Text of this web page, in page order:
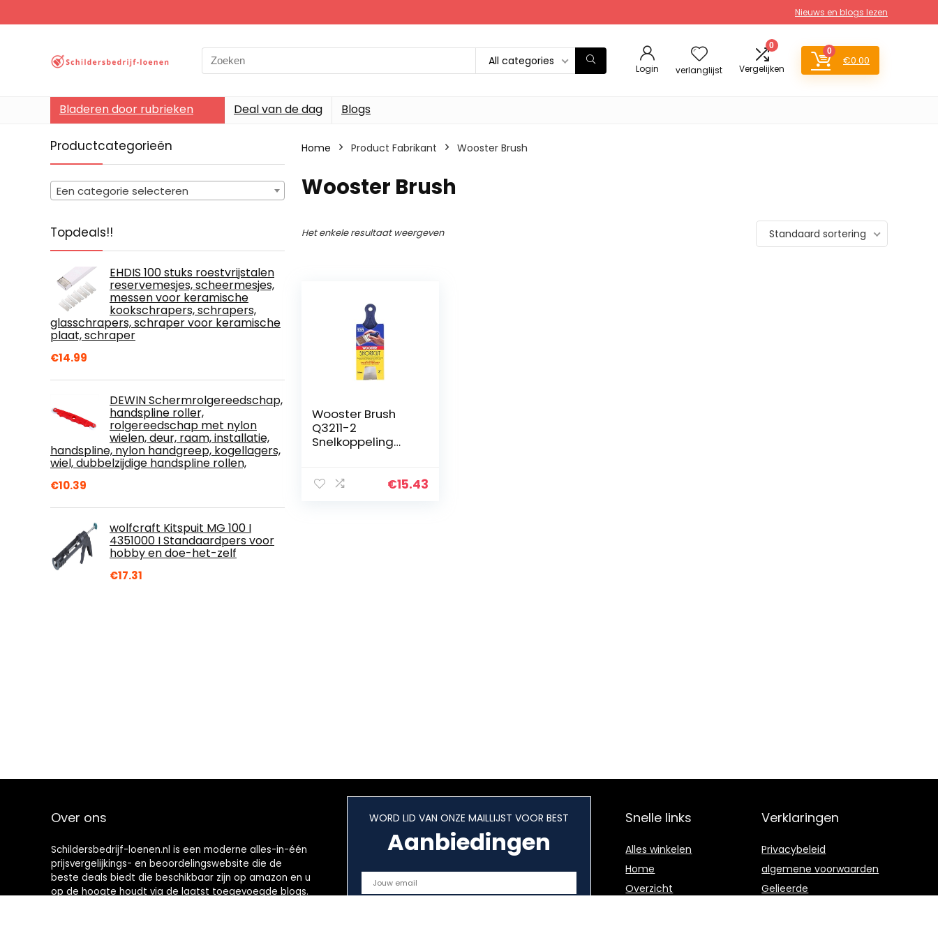
Nieuws en blogs lezen
Search
for:
All categories
Login verlanglijst
0
Vergelijken
0
€0.00
Bladeren door rubrieken Deal van de dag Blogs
Productcategorieën
Een categorie selecteren
Topdeals!!
EHDIS 100 stuks roestvrijstalen
reservemesjes, scheermesjes,
messen voor keramische
kookschrapers, schrapers,
glasschrapers, schraper voor keramische
plaat, schraper
€14.99
DEWIN Schermrolgereedschap,
handspline roller,
rolgereedschap met nylon
wielen, deur, raam, installatie,
handspline, nylon handgreep, kogellagers,
wiel, dubbelzijdige handspline rollen,
€10.39
wolfcraft Kitspuit MG 100 I
4351000 I Standaardpers voor
hobby en doe-het-zelf
€17.31
Home Product Fabrikant ‎Wooster Brush
‎Wooster Brush
Het enkele resultaat weergeven Standaard sortering
Wooster Brush
Q3211-2
Snelkoppeling
Wit, 5 cm
€15.43
Over ons
Schildersbedrijf-loenen.nl is een moderne alles-in-één
prijsvergelijkings- en beoordelingswebsite die de
beste deals biedt die beschikbaar zijn op amazon en u
op de hoogte houdt via de laatst toegevoegde blogs.
WORD LID VAN ONZE MAILLIJST VOOR BEST
Aanbiedingen
Snelle links
Alles winkelen
Home
Overzicht
Verklaringen
Privacybeleid
algemene voorwaarden
Gelieerde